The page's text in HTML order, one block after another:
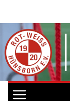
springen